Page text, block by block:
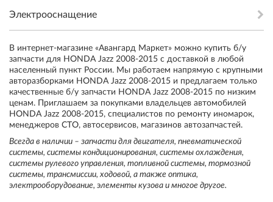
Электрооснащение
В интернет-магазине «Авангард Маркет» можно купить б/у
запчасти для HONDA Jazz 2008-2015 с доставкой в любой
населенный пункт России. Мы работаем напрямую с крупными
авторазборками HONDA Jazz 2008-2015 и предлагаем только
качественные б/у запчасти HONDA Jazz 2008-2015 по низким
ценам. Приглашаем за покупками владельцев автомобилей
HONDA Jazz 2008-2015, специалистов по ремонту иномарок,
менеджеров СТО, автосервисов, магазинов автозапчастей.
Всегда в наличии – запчасти для двигателя, пневматической
системы, системы кондиционирования, системы охлаждения,
системы рулевого управления, топливной системы, тормозной
системы, трансмиссии, ходовой, а также оптика,
электрооборудование, элементы кузова и многое другое.